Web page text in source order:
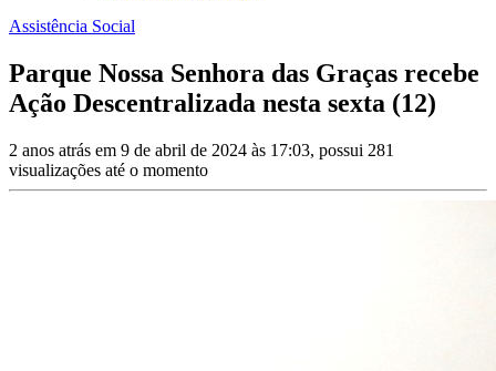
Assistência Social
Parque Nossa Senhora das Graças recebe
Ação Descentralizada nesta sexta (12)
2 anos atrás em 9 de abril de 2024 às 17:03, possui 281
visualizações até o momento